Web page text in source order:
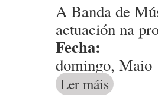
A Banda de
actuación na
Fecha:
domingo,
Ler máis acerca de